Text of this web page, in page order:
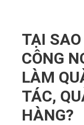
TẠI
CÔNG
LÀM
TÁC,
HÀNG?